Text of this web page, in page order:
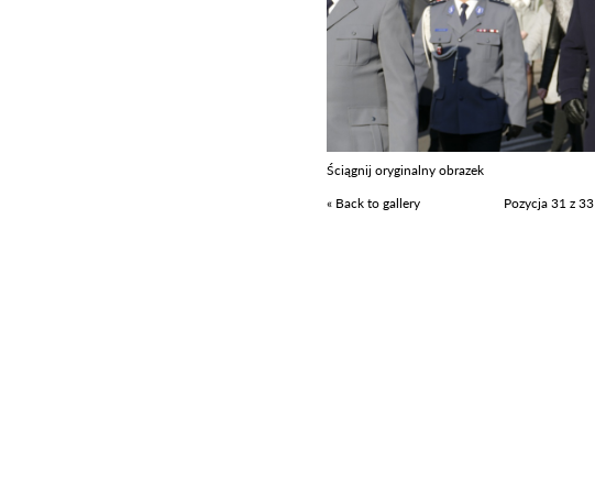
Ściągnij oryginalny obrazek
« Back to gallery
Pozycja 31 z 33